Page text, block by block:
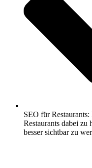
SEO für
Restaurants dabei
besser sichtbar zu